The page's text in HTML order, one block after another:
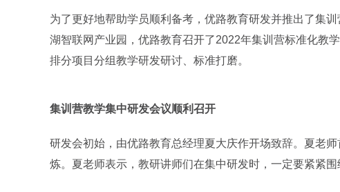
为了更好地帮助学员顺利备考，优路教育研发并推出了集
湖智联网产业园，优路教育召开了2022年集训营标准化教
排分项目分组教学研发研讨、标准打磨。
集训营教学集中研发会议顺利召开
研发会初始，由优路教育总经理夏大庆作开场致辞。夏老
炼。夏老师表示，教研讲师们在集中研发时，一定要紧紧围